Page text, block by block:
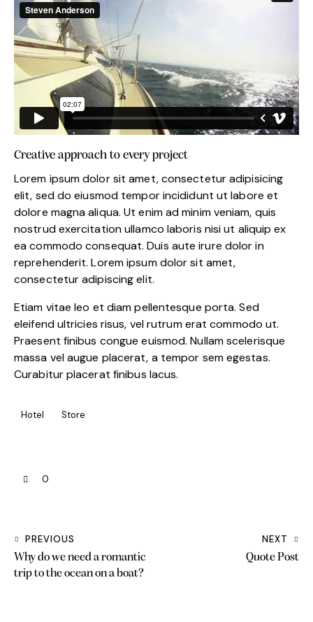
Creative approach to every project
Lorem ipsum dolor sit amet, consectetur adipisicing
elit, sed do eiusmod tempor incididunt ut labore et
dolore magna aliqua. Ut enim ad minim veniam, quis
nostrud exercitation ullamco laboris nisi ut aliquip ex
ea commodo consequat. Duis aute irure dolor in
reprehenderit. Lorem ipsum dolor sit amet,
consectetur adipiscing elit.
Etiam vitae leo et diam pellentesque porta. Sed
eleifend ultricies risus, vel rutrum erat commodo ut.
Praesent finibus congue euismod. Nullam scelerisque
massa vel augue placerat, a tempor sem egestas.
Curabitur placerat finibus lacus.
Hotel Store
0
PREVIOUS
Why do we need a romantic
trip to the ocean on a boat?
NEXT
Quote Post